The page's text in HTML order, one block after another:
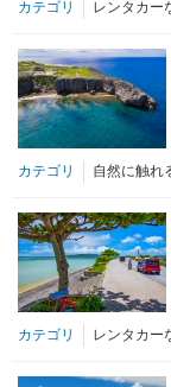
カテゴリ レンタカー
カテゴリ 自然に触れ
カテゴリ レンタカー